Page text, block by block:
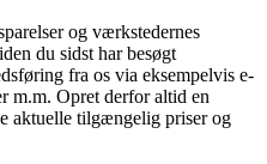
og værkstedernes
du sidst har besøgt
fra os via eksempelvis e-
m.m. Opret derfor altid en
aktuelle tilgængelig priser og